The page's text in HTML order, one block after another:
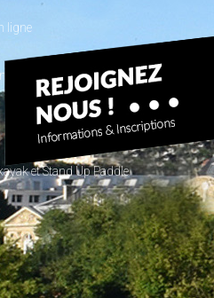
ligne
et Stand Up Paddle